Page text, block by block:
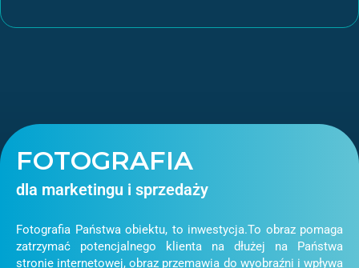
FOTOGRAFIA
dla marketingu i sprzedaży
Fotografia Państwa obiektu, to inwestycja.To obraz pomaga
zatrzymać potencjalnego klienta na dłużej na Państwa
stronie internetowej, obraz przemawia do wyobraźni i wpływa